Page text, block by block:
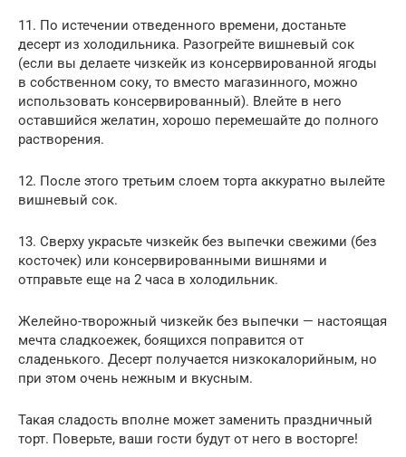
11. По истечении отведенного времени, достаньте
десерт из холодильника. Разогрейте вишневый сок
(если вы делаете чизкейк из консервированной ягоды
в собственном соку, то вместо магазинного, можно
использовать консервированный). Влейте в него
оставшийся желатин, хорошо перемешайте до полного
растворения.
12. После этого третьим слоем торта аккуратно вылейте
вишневый сок.
13. Сверху украсьте чизкейк без выпечки свежими (без
косточек) или консервированными вишнями и
отправьте еще на 2 часа в холодильник.
Желейно-творожный чизкейк без выпечки — настоящая
мечта сладкоежек, боящихся поправится от
сладенького. Десерт получается низкокалорийным, но
при этом очень нежным и вкусным.
Такая сладость вполне может заменить праздничный
торт. Поверьте, ваши гости будут от него в восторге!